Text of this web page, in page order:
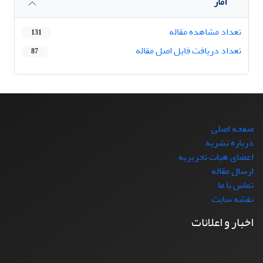
تعداد مشاهده مقاله
131
تعداد دریافت فایل اصل مقاله 87
صفحه اصلی
درباره نشریه
اعضای هیات تحریریه
ارسال مقاله
تماس با ما
نقشه سایت
اخبار و اعلانات